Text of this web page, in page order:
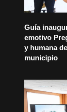
Guía
emotivo
y humana
municipio